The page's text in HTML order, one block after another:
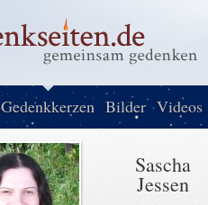
Gedenkkerzen Bilder Videos
Sascha
Jessen